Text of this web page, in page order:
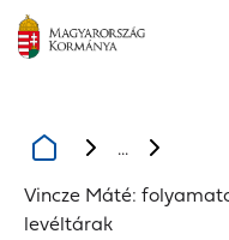
...
Vincze Máté:
levéltárak